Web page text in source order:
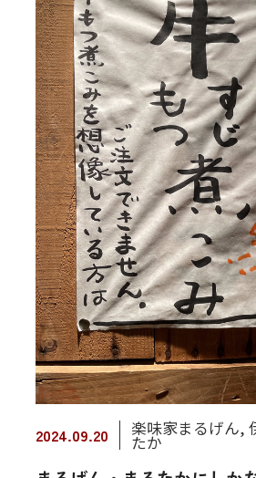
2024.09.20 楽味家まるげん,
たか